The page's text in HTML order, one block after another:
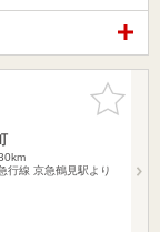
お気に入
りに追加
行線 京急鶴見駅より